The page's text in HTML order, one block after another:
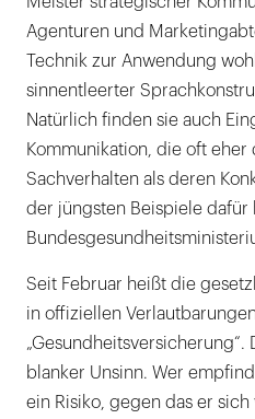
Agenturen und
Technik zur Anwendung
sinnentleerter
Natürlich finden sie auch
Kommunikation, die oft eher
Sachverhalten als deren
der jüngsten Beispiele dafür
Seit Februar heißt die
in offiziellen
„Gesundheitsversicherung“.
blanker Unsinn. Wer
ein Risiko, gegen das er